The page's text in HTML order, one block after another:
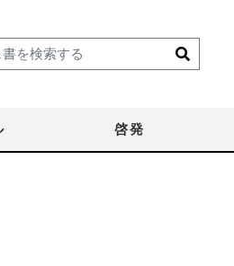
啓発